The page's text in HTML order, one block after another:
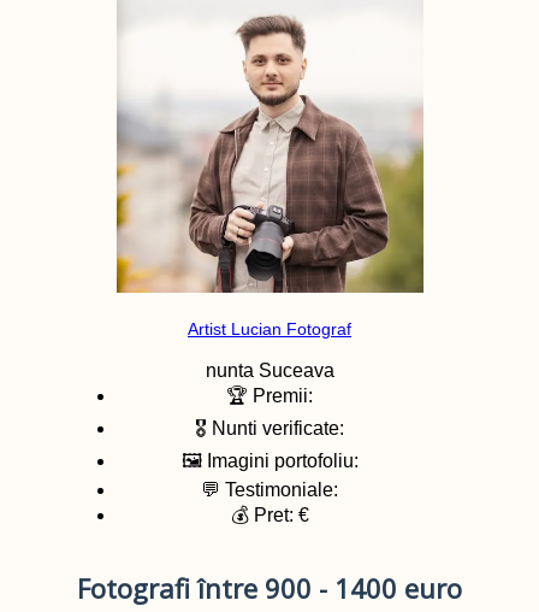
Artist Lucian Fotograf
nunta Suceava
🏆 Premii:
🎖️ Nunti verificate:
🖼️ Imagini portofoliu:
💬 Testimoniale:
💰 Pret: €
Fotografi între 900 - 1400 euro